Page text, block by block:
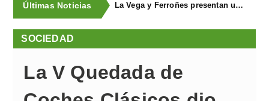
Últimas Noticias La Vega y Ferroñes presentan una completa programación para sus fiestas
SOCIEDAD
La V Quedada de